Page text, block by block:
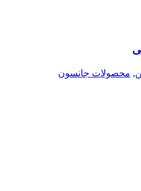
, محصولات جانسون